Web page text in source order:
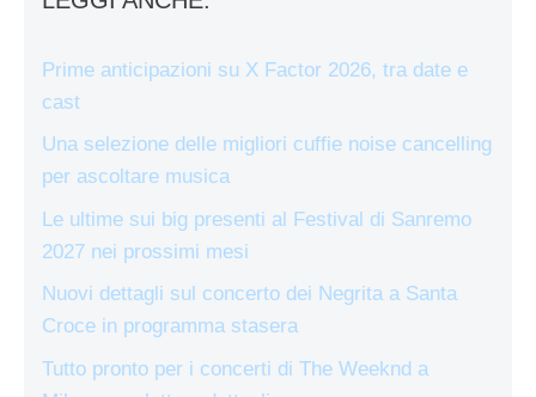
Prime anticipazioni su X Factor 2026, tra date e
cast
Una selezione delle migliori cuffie noise cancelling
per ascoltare musica
Le ultime sui big presenti al Festival di Sanremo
2027 nei prossimi mesi
Nuovi dettagli sul concerto dei Negrita a Santa
Croce in programma stasera
Tutto pronto per i concerti di The Weeknd a